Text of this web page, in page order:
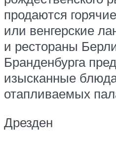
продаются
или венгерские
и рестораны
Бранденбурга
изысканные
отапливаемых
Дрезден